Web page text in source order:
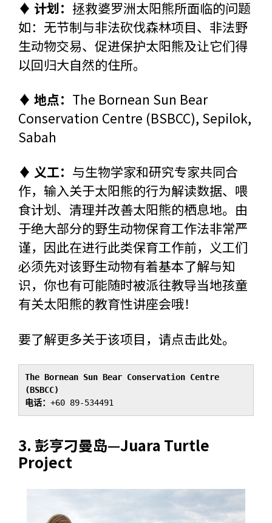
♦ 计划： 拯救婆罗洲太阳熊所面临的问题
如：无节制与非法砍伐森林项目、非法野
生动物交易、促进保护太阳熊及让它们得
以回归大自然的住所。
♦ 地点： The Bornean Sun Bear
Conservation Centre (BSBCC), Sepilok,
Sabah
♦ 义工： 与生物学家和研究专家共同合
作，输入关于太阳熊的行为解读数据、喂
食计划、清理并改善太阳熊的栖息地。由
于绝大部分的野生动物保育工作法非常严
谨，因此在进行此类保育工作前，义工们
必须先对该野生动物有着基本了解与知
识，你也有可能随时被派往教导当地孩童
有关太阳熊的教育性讲座会哦！
要了解更多关于该项目，请点击此处。
The Bornean Sun Bear Conservation Centre
(BSBCC)
电话： +60 89-534491
3. 彭亨刁曼岛—Juara Turtle
Project